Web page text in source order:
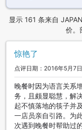
显示 161 条来自
价。
惊艳了
点评日期：2016年5月7日
晚餐时因为语言关系
务，且颇显聪慧，解
起不慎落地的筷子并
一店员亲自引路。为
次遇到晚餐时帮助过